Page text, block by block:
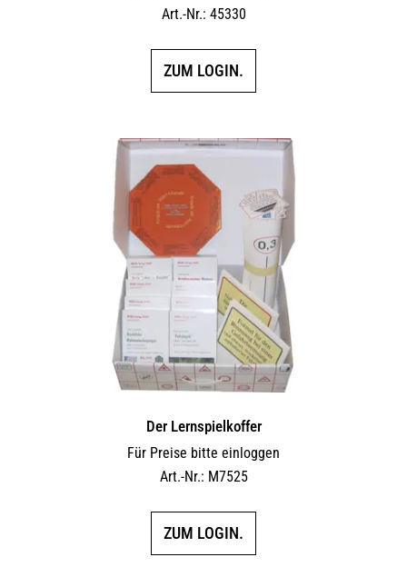
Art.-Nr.: 45330
ZUM LOGIN.
Der Lernspielkoffer
Für Preise bitte einloggen
Art.-Nr.: M7525
ZUM LOGIN.